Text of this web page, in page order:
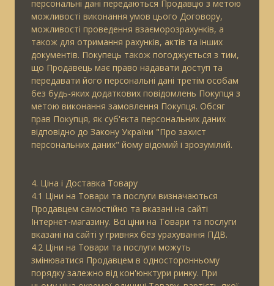
персональні дані передаються Продавцю з метою
можливості виконання умов цього Договору,
можливості проведення взаєморозрахунків, а
також для отримання рахунків, актів та інших
документів. Покупець також погоджується з тим,
що Продавець має право надавати доступ та
передавати його персональні дані третім особам
без будь-яких додаткових повідомлень Покупця з
метою виконання замовлення Покупця. Обсяг
прав Покупця, як суб'єкта персональних даних
відповідно до Закону України "Про захист
персональних даних" йому відомий і зрозумілий.
4. Ціна і Доставка Товару
4.1 Ціни на Товари та послуги визначаються
Продавцем самостійно та вказані на сайті
Інтернет-магазину. Всі ціни на Товари та послуги
вказані на сайті у гривнях без урахування ПДВ.
4.2 Ціни на Товари та послуги можуть
змінюватися Продавцем в односторонньому
порядку залежно від кон'юнктури ринку. При